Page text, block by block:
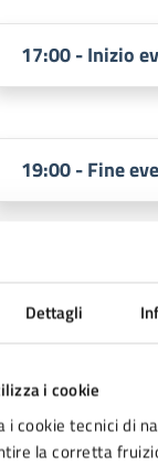
Dettagli
i cookie
i cookie tecnici di
la corretta
17:00 - Inizio
19:00 - Fine